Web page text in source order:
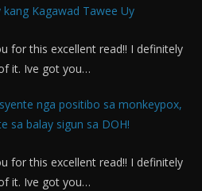
Kagawad Tawee Uy
for this excellent read!! I definitely
it. Ive got you…
nga positibo sa monkeypox,
sa balay sigun sa DOH!
for this excellent read!! I definitely
it. Ive got you…